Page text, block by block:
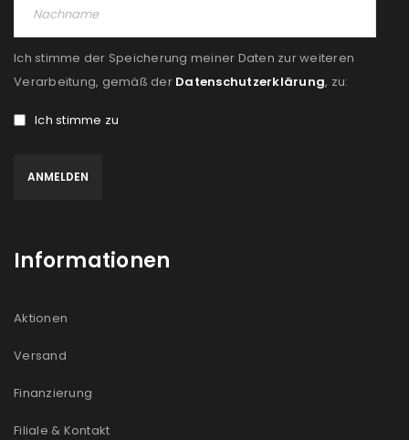
REGISTRIEREN
E-Mail-Adresse
deine E-Mail-Adresse gesendet.
Please select all the ways you would like to hear from
Ich stimme zu
Ja, ich möchte ein Kundenkonto eröffnen und
akzeptiere die
Ich stimme der Speicherung meiner Daten zur weiteren
Verarbeitung, gemäß der Datenschutzerklärung, zu:
Ich stimme zu
Informationen
Aktionen
Versand
Finanzierung
Filiale & Kontakt